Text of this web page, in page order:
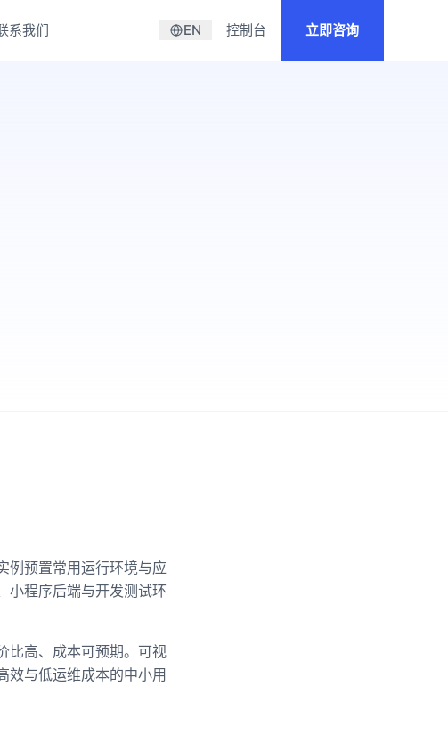
系我们 EN 控制台 立即咨询
例预置常用运行环境与应
小程序后端与开发测试环
比高、成本可预期。可视
效与低运维成本的中小用